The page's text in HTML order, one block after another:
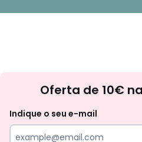
Oferta de 10€
Indique o seu e-mail